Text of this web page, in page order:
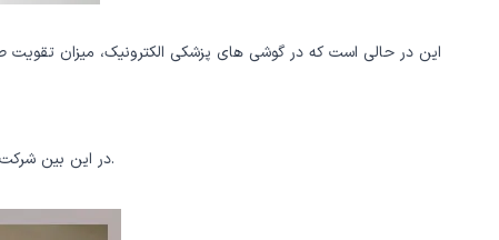
اين در حالی است كه در گوشی های پزشکی الكترونيک، ميزان تقويت
در این بینتوانسته میزان صدای دریافتی را با اولویت حفظ اصالت صدا، تا بیش از ۲۰ برابر تقویت کند.